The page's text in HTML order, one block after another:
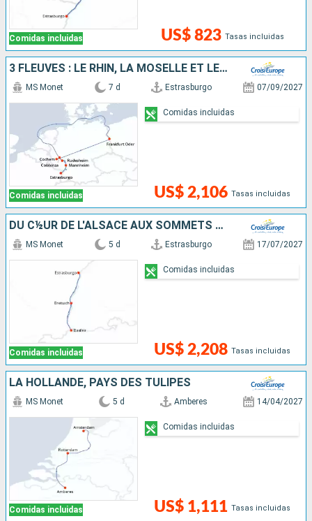
Comidas incluidas US$ 823 Tasas incluidas
3 FLEUVES : LE RHIN, LA MOSELLE ET LE MAIN
Comidas incluidas
MS Monet 7 d Estrasburgo 07/09/2027
US$ 2,106 Tasas incluidas
Comidas incluidas
DU C½UR DE L'ALSACE AUX SOMMETS DES ALPES SUISSES
Comidas incluidas
MS Monet 5 d Estrasburgo 17/07/2027
US$ 2,208 Tasas incluidas
Comidas incluidas
LA HOLLANDE, PAYS DES TULIPES
Comidas incluidas
MS Monet 5 d Amberes 14/04/2027
US$ 1,111 Tasas incluidas
Comidas incluidas